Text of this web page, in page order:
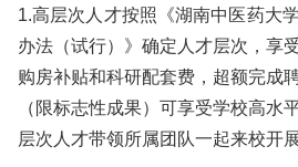
1.高层次人才按照《湖南中医药大
办法（试行）》确定人才层次，享
购房补贴和科研配套费，超额完成
（限标志性成果）可享受学校高水
层次人才带领所属团队一起来校开展